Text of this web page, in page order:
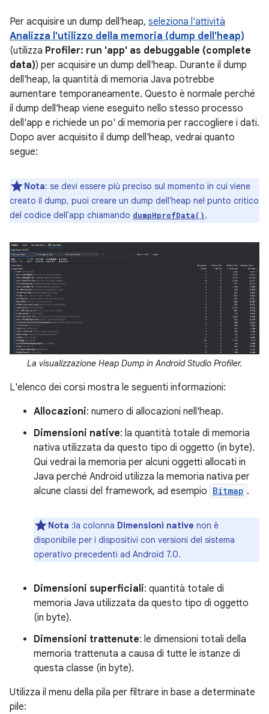
Per acquisire un dump dell'heap, seleziona l'attività
Analizza l'utilizzo della memoria (dump dell'heap)
(utilizza Profiler: run 'app' as debuggable (complete
data)) per acquisire un dump dell'heap. Durante il dump
dell'heap, la quantità di memoria Java potrebbe
aumentare temporaneamente. Questo è normale perché
il dump dell'heap viene eseguito nello stesso processo
dell'app e richiede un po' di memoria per raccogliere i dati.
Dopo aver acquisito il dump dell'heap, vedrai quanto
segue:
Nota: se devi essere più preciso sul momento in cui viene
creato il dump, puoi creare un dump dell'heap nel punto critico
del codice dell'app chiamando dumpHprofData().
La visualizzazione Heap Dump in Android Studio Profiler.
L'elenco dei corsi mostra le seguenti informazioni:
Allocazioni: numero di allocazioni nell'heap.
Dimensioni native: la quantità totale di memoria
nativa utilizzata da questo tipo di oggetto (in byte).
Qui vedrai la memoria per alcuni oggetti allocati in
Java perché Android utilizza la memoria nativa per
alcune classi del framework, ad esempio Bitmap .
Nota :la colonna Dimensioni native non è
disponibile per i dispositivi con versioni del sistema
operativo precedenti ad Android 7.0.
Dimensioni superficiali: quantità totale di
memoria Java utilizzata da questo tipo di oggetto
(in byte).
Dimensioni trattenute: le dimensioni totali della
memoria trattenuta a causa di tutte le istanze di
questa classe (in byte).
Utilizza il menu della pila per filtrare in base a determinate
pile: